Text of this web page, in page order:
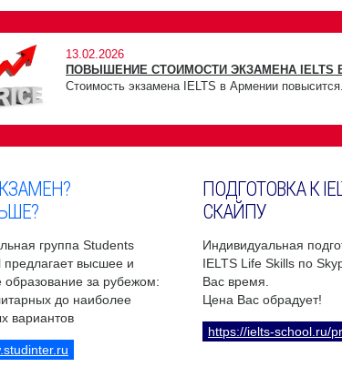
13.02.2026
ПОВЫШЕНИЕ СТОИМОСТИ ЭКЗАМЕНА IELTS
Стоимость экзамена IELTS в Армении
группа Students
предлагает высшее и
образование за рубежом:
до наиболее
вариантов
ПОДГОТОВКА К
СКАЙПУ
Индивидуальная
IELTS Life Skills по
Вас время.
Цена Вас обрадует!
https://ielts-school.ru/